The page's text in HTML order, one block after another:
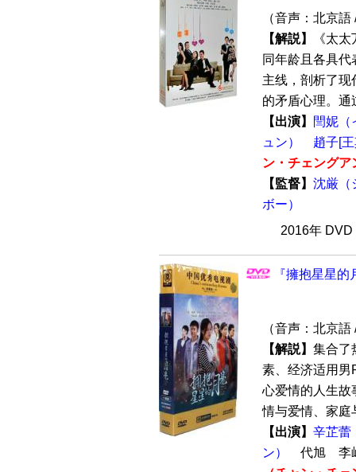
（音声：北京
【解説】
《太
同年龄且各具
主线，剖析了现
的矛盾心理。通
【出演】
閆妮（
ュン）
趙子[
ン・チェングア
【監督】 沈厳（
ボー）
2016年
『擁抱星星
（音声：北京
【解説】 集合了
素、经济适用男
心爱情的人生故
情与爱情、家庭
【出演】 辛芷蕾
ン）
代旭